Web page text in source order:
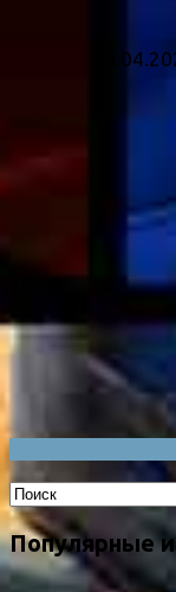
Популярные